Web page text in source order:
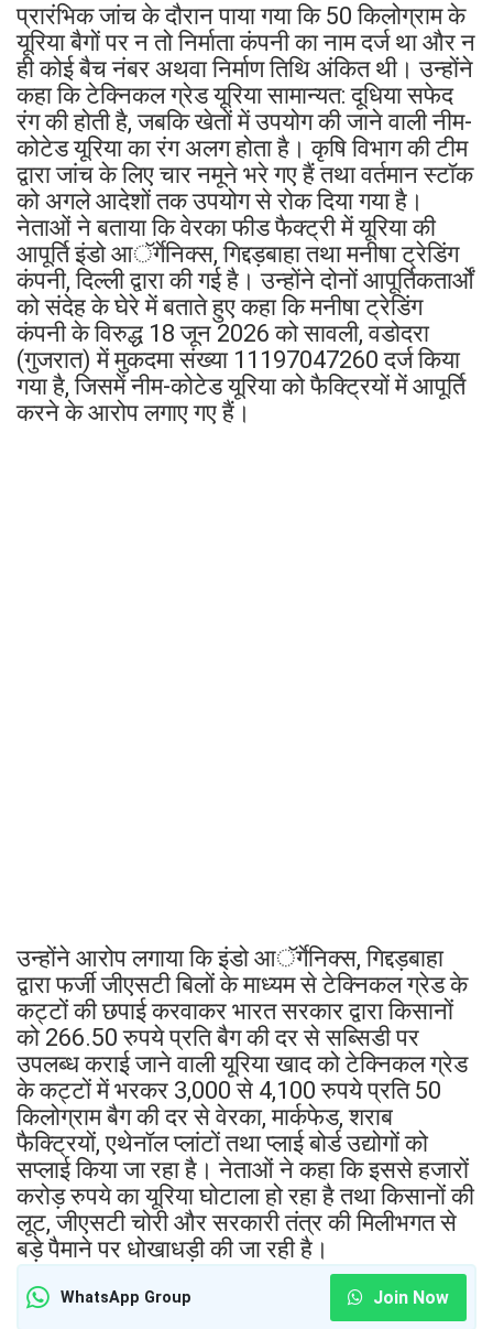
प्रारंभिक जांच के दौरान पाया गया कि 50 किलोग्राम के
यूरिया बैगों पर न तो निर्माता कंपनी का नाम दर्ज था और न
ही कोई बैच नंबर अथवा निर्माण तिथि अंकित थी। उन्होंने
कहा कि टेक्निकल ग्रेड यूरिया सामान्यत: दूधिया सफेद
रंग की होती है, जबकि खेतों में उपयोग की जाने वाली नीम-
कोटेड यूरिया का रंग अलग होता है। कृषि विभाग की टीम
द्वारा जांच के लिए चार नमूने भरे गए हैं तथा वर्तमान स्टॉक
को अगले आदेशों तक उपयोग से रोक दिया गया है।
नेताओं ने बताया कि वेरका फीड फैक्ट्री में यूरिया की
आपूर्ति इंडो आॅर्गेनिक्स, गिद्दड़बाहा तथा मनीषा ट्रेडिंग
कंपनी, दिल्ली द्वारा की गई है। उन्होंने दोनों आपूर्तिकतार्ओं
को संदेह के घेरे में बताते हुए कहा कि मनीषा ट्रेडिंग
कंपनी के विरुद्ध 18 जून 2026 को सावली, वडोदरा
(गुजरात) में मुकदमा संख्या 11197047260 दर्ज किया
गया है, जिसमें नीम-कोटेड यूरिया को फैक्ट्रियों में आपूर्ति
करने के आरोप लगाए गए हैं।
उन्होंने आरोप लगाया कि इंडो आॅर्गेनिक्स, गिद्दड़बाहा
द्वारा फर्जी जीएसटी बिलों के माध्यम से टेक्निकल ग्रेड के
कट्टों की छपाई करवाकर भारत सरकार द्वारा किसानों
को 266.50 रुपये प्रति बैग की दर से सब्सिडी पर
उपलब्ध कराई जाने वाली यूरिया खाद को टेक्निकल ग्रेड
के कट्टों में भरकर 3,000 से 4,100 रुपये प्रति 50
किलोग्राम बैग की दर से वेरका, मार्कफेड, शराब
फैक्ट्रियों, एथेनॉल प्लांटों तथा प्लाई बोर्ड उद्योगों को
सप्लाई किया जा रहा है। नेताओं ने कहा कि इससे हजारों
करोड़ रुपये का यूरिया घोटाला हो रहा है तथा किसानों की
लूट, जीएसटी चोरी और सरकारी तंत्र की मिलीभगत से
बड़े पैमाने पर धोखाधड़ी की जा रही है।
WhatsApp Group Join Now